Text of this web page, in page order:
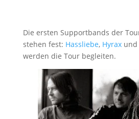
Die ersten Supportbands der
stehen fest: Hassliebe, Hyraxund
werden die Tour begleiten.